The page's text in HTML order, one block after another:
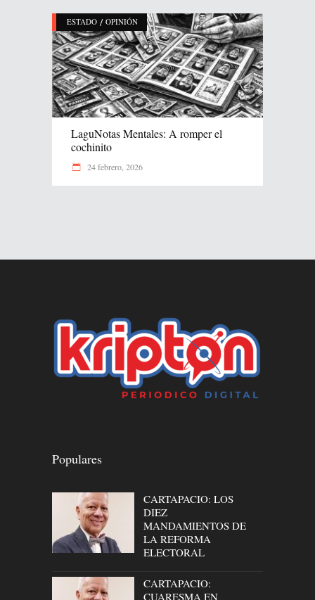
ESTADO / OPINIÓN
LaguNotas Mentales: A romper el
cochinito
24 febrero, 2026
Populares
CARTAPACIO: LOS
DIEZ
MANDAMIENTOS DE
LA REFORMA
ELECTORAL
CARTAPACIO:
CUARESMA EN